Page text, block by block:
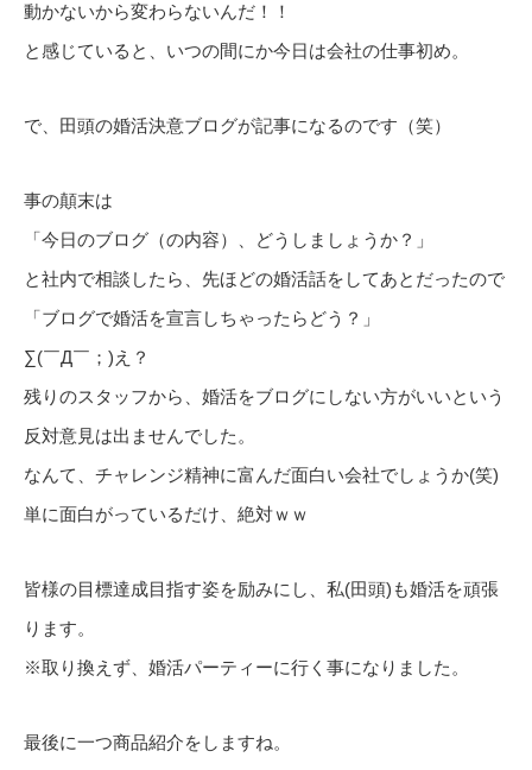
動かないから変わらないんだ！！
と感じていると、いつの間にか今日は会社の仕事初め。
で、田頭の婚活決意ブログが記事になるのです（笑）
事の顛末は
「今日のブログ（の内容）、どうしましょうか？」
と社内で相談したら、先ほどの婚活話をしてあとだったので
「ブログで婚活を宣言しちゃったらどう？」
∑(￣Д￣；)え？
残りのスタッフから、婚活をブログにしない方がいいという
反対意見は出ませんでした。
なんて、チャレンジ精神に富んだ面白い会社でしょうか(笑)
単に面白がっているだけ、絶対ｗｗ
皆様の目標達成目指す姿を励みにし、私(田頭)も婚活を頑張
ります。
※取り換えず、婚活パーティーに行く事になりました。
最後に一つ商品紹介をしますね。